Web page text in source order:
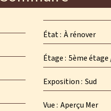
État À rénover
Étage 5ème étage
Exposition Sud
Vue Aperçu Mer